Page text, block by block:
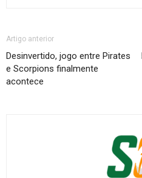
Artigo anterior
Desinvertido, jogo entre Pirates
e Scorpions finalmente
acontece